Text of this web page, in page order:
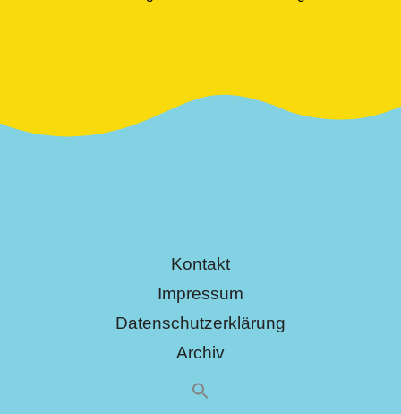
Kontakt
Impressum
Datenschutzerklärung
Archiv